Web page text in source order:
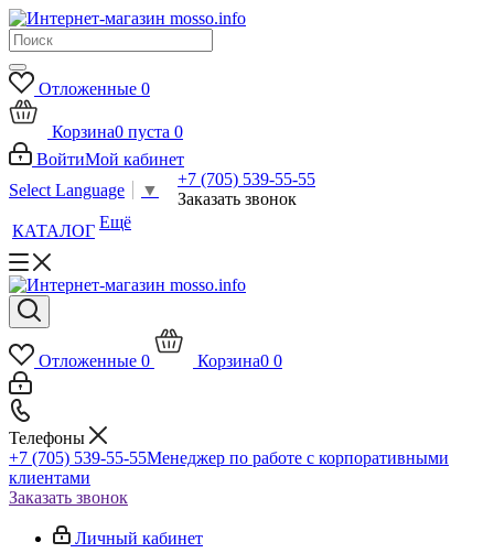
Отложенные 0
Корзина0 пуста 0
ВойтиМой кабинет
Select Language
▼
+7 (705) 539-55-55
Заказать звонок
КАТАЛОГ Ещё
Отложенные 0 Корзина0 0
Телефоны
+7 (705) 539-55-55Менеджер по работе с корпоративными
клиентами
Заказать звонок
Личный кабинет